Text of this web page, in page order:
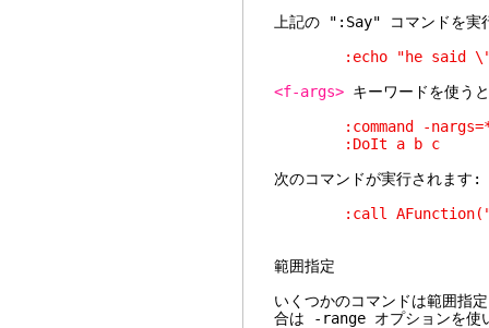
上記の ":Say" コマンドを実
:echo "he said
<f-args> キーワードを使う
:command -nargs=*
:DoIt a b c
次のコマンドが実行されます:
:call
範囲指定
いくつかのコマンドは範囲指
合は -range オプションを使